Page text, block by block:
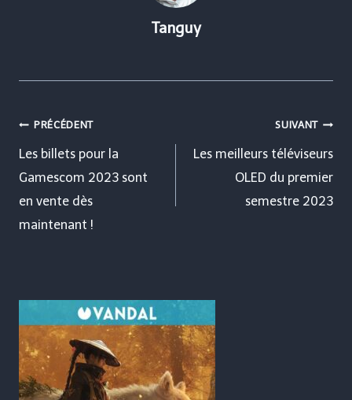
Tanguy
Navigation
de
l’article
PRÉCÉDENT
Les billets pour la
Gamescom 2023 sont
en vente dès
maintenant !
SUIVANT
Les meilleurs téléviseurs
OLED du premier
semestre 2023